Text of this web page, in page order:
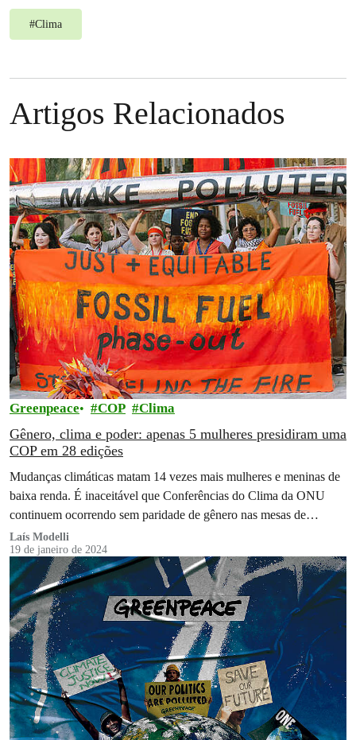
#Clima
Artigos Relacionados
Greenpeace COP Clima
Gênero, clima e poder: apenas 5 mulheres presidiram uma
COP em 28 edições
Mudanças climáticas matam 14 vezes mais mulheres e meninas de
baixa renda. É inaceitável que Conferências do Clima da ONU
continuem ocorrendo sem paridade de gênero nas mesas de
negociação.
Laís Modelli
19 de janeiro de 2024